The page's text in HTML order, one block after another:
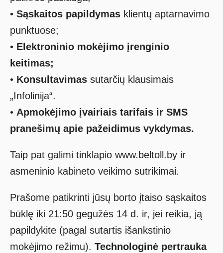
• Sąskaitos papildymasklientų aptarnavimo
punktuose;
• Elektroninio mokėjimo įrenginio
keitimas;
• Konsultavimassutarčių klausimais
„Infolinija“.
• Apmokėjimo įvairiais tarifais ir SMS
pranešimų apie pažeidimus vykdymas.
Taip pat galimi tinklapio www.beltoll.by ir
asmeninio kabineto veikimo sutrikimai.
Prašome patikrinti jūsų borto įtaiso sąskaitos
būklę iki 21:50 gegužės14d. ir, jei reikia, ją
papildykite (pagal sutartis išankstinio
mokėjimo režimu). Technologinė pertrauka